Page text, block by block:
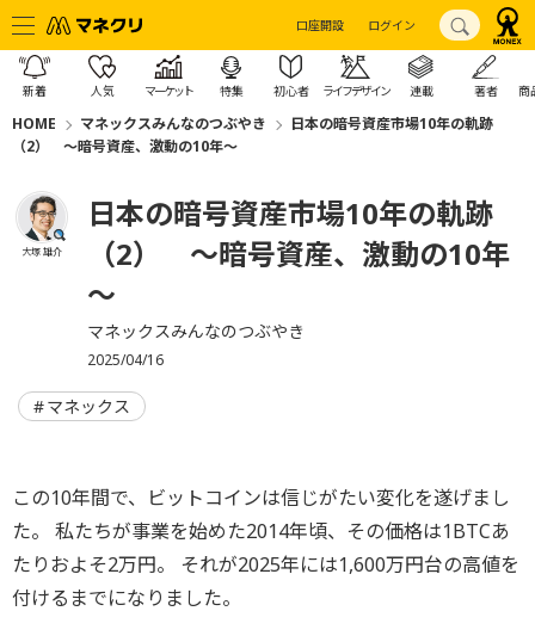
口座開設 ログイン
新着 人気 マーケット 特集 初心者 ライフデザイン 連載 著者 商
HOME マネックスみんなのつぶやき
日本の暗号資産市場10年の軌跡
（2） ～暗号資産、激動の10年～
大塚 雄介
日本の暗号資産市場10年の軌跡
（2） ～暗号資産、激動の10年
～
マネックスみんなのつぶやき
2025/04/16
マネックス
この10年間で、ビットコインは信じがたい変化を遂げまし
た。 私たちが事業を始めた2014年頃、その価格は1BTCあ
たりおよそ2万円。 それが2025年には1,600万円台の高値を
付けるまでになりました。